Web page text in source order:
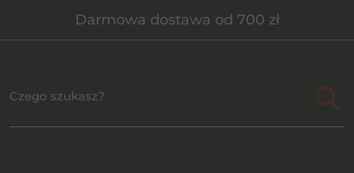
Darmowa dostawa od 700 zł